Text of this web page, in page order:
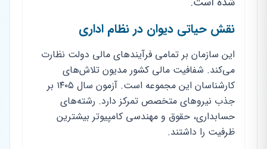
نقش حیاتی دیوان در نظام اداری
این سازمان بر تمامی فرآیندهای مالی دولت نظارت
می‌کند. شفافیت مالی کشور مدیون تلاش‌های
کارشناسان این مجموعه است. آزمون سال ۱۴۰۵ بر
جذب نیروهای متخصص تمرکز دارد. رشته‌های
حسابداری، حقوق و مهندسی کامپیوتر بیشترین
ظرفیت را داشتند.